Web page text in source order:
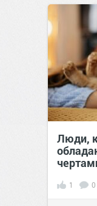
Люди,
1 0